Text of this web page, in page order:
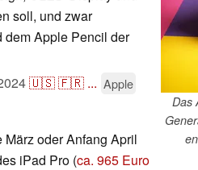
Das
soll, und zwar
dem Apple Pencil der
🇺🇸🇫🇷 ... Apple
oder Anfang April
iPad Pro (ca. 965 Euro